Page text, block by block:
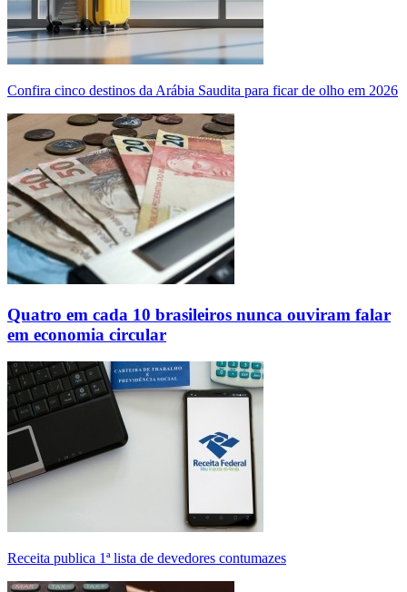
Confira cinco destinos da Arábia Saudita para ficar de olho em 2026
Quatro em cada 10 brasileiros nunca ouviram falar
em economia circular
Receita publica 1ª lista de devedores contumazes